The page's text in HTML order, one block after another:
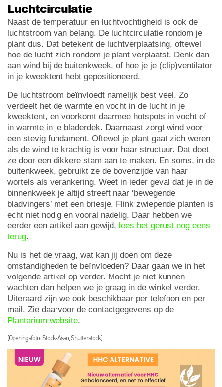
Luchtcirculatie
Naast de temperatuur en luchtvochtigheid is ook de
luchtstroom van belang. De luchtcirculatie rondom je
plant dus. Dat betekent de luchtverplaatsing, oftewel
hoe de lucht zich rondom je plant verplaatst. Denk dan
aan wind bij de buitenkweek, of hoe je je (clip)ventilator
in je kweektent hebt gepositioneerd.
De luchtstroom beïnvloedt namelijk best veel. Zo
verdeelt het de warmte en vocht in de lucht in je
kweektent, en voorkomt daarmee hotspots in vocht of
in warmte in je bladerdek. Daarnaast zorgt wind voor
een stevig fundament. Oftewel je plant gaat zich weren
als de wind te krachtig is voor haar structuur. Dat doet
ze door een dikkere stam aan te maken. En soms, in de
buitenkweek, gebruikt ze de bovenzijde van haar
wortels als verankering. Weet in ieder geval dat je in de
binnenkweek je altijd streeft naar ‘bewegende
bladvingers’ met een briesje. Flink zwiepende planten is
echt niet nodig en vooral nadelig. Daar hebben we
eerder een artikel aan gewijd, lees het gerust nog eens
terug.
Nu is het de vraag, wat kan jij doen om deze
omstandigheden te beïnvloeden? Daar gaan we in het
volgende artikel op verder. Mocht je niet kunnen
wachten dan helpen we je graag in de winkel verder.
Uiteraard zijn we ook beschikbaar per telefoon en per
mail. Zie daarvoor de contactgegevens op de
Plantarium website.
[Openingsfoto: Stock-Asso, Shutterstock]